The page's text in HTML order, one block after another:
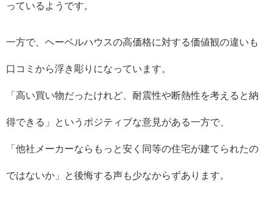
っているようです。
一方で、ヘーベルハウスの高価格に対する価値観の違いも
口コミから浮き彫りになっています。
「高い買い物だったけれど、耐震性や断熱性を考えると納
得できる」というポジティブな意見がある一方で、
「他社メーカーならもっと安く同等の住宅が建てられたの
ではないか」と後悔する声も少なからずあります。